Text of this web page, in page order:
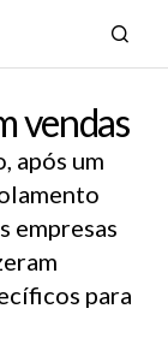
vendas
após um
empresas
para